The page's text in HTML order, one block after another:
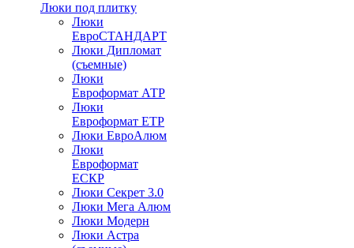
Люки под плитку
Люки
ЕвроСТАНДАРТ
Люки Дипломат
(съемные)
Люки
Евроформат АТР
Люки
Евроформат ЕТР
Люки ЕвроАлюм
Люки
Евроформат
ЕСКР
Люки Секрет 3.0
Люки Мега Алюм
Люки Модерн
Люки Астра